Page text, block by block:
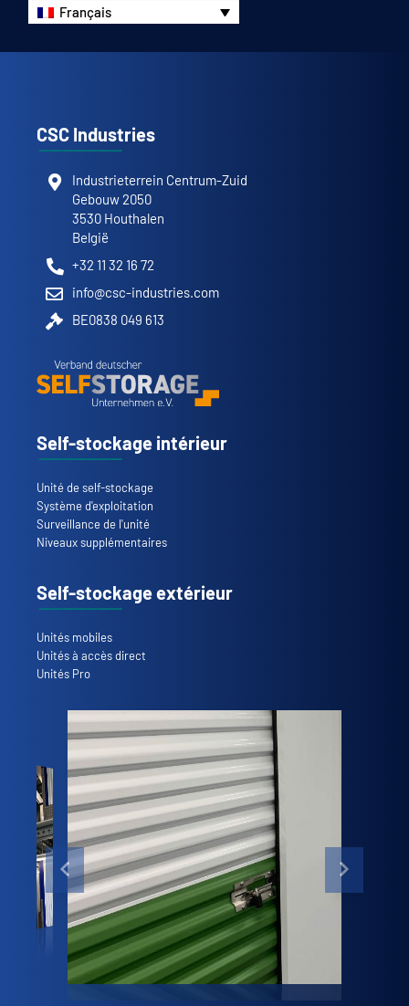
Français
CSC Industries
Industrieterrein Centrum-Zuid
Gebouw 2050
3530 Houthalen
België
+32 11 32 16 72
info@csc-industries.com
BE0838 049 613
Self-stockage intérieur
Unité de self-stockage
Système d'exploitation
Surveillance de l'unité
Niveaux supplémentaires
Self-stockage extérieur
Unités mobiles
Unités à accès direct
Unités Pro